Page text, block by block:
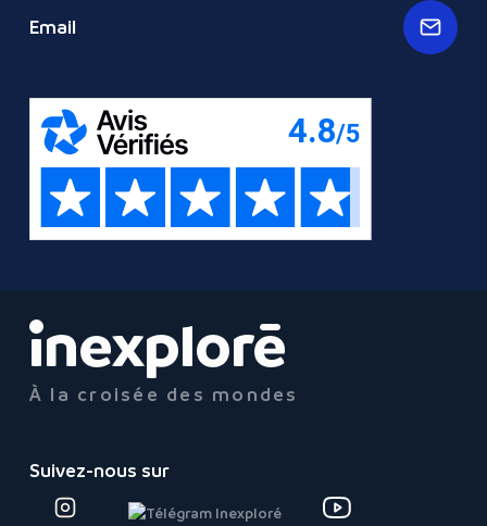
À la croisée des mondes
Suivez-nous sur
Email